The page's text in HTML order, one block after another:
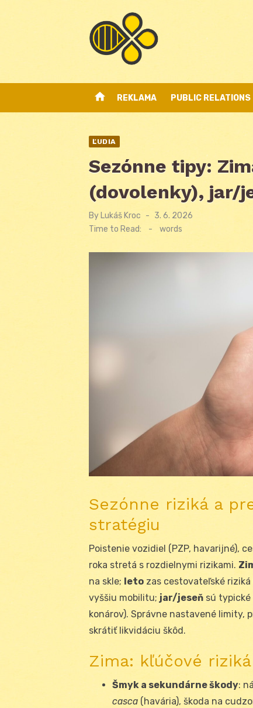
home REKLAMA PUBLIC RELATIONS
ĽUDIA
Sezónne tipy:
(dovolenky), jar/
By Lukáš Kroc
Posted
on
3. 6. 2026
Time to Read:
- words
Sezónne riziká a
stratégiu
Poistenie vozidiel (PZP, havarijné),
roka stretá s rozdielnymi rizikami.
na skle; leto zas cestovateľské
vyššiu mobilitu; jar/jeseň sú typické
konárov). Správne nastavené limity,
skrátiť likvidáciu škôd.
Zima: kľúčové
Šmyk a sekundárne škody:
casca (havária), škoda na